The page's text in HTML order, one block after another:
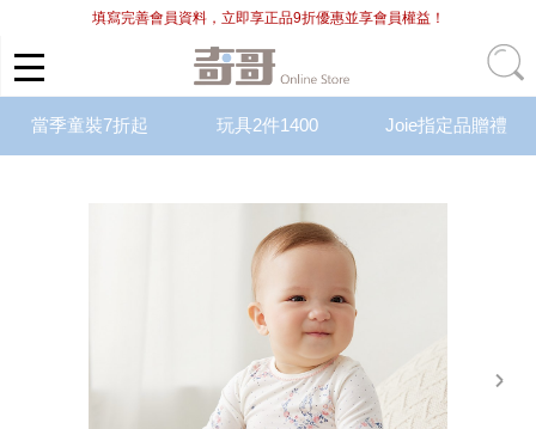
填寫完善會員資料，立即享正品9折優惠並享會員權益！
當季童裝7折起 玩具2件1400 Joie指定品贈禮
next